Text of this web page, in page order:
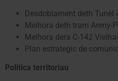
Desdoblament deth Tunèl
Melhora deth tram Areny-
Melhora dera C-142
Plan estrategic de
Politica territoriau